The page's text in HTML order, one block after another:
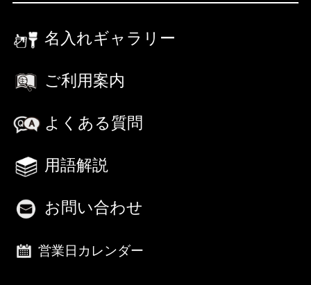
名入れギャラリー
ご利用案内
よくある質問
用語解説
お問い合わせ
営業日カレンダー